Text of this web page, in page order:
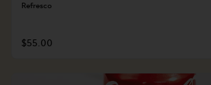
Refresco
$55.00